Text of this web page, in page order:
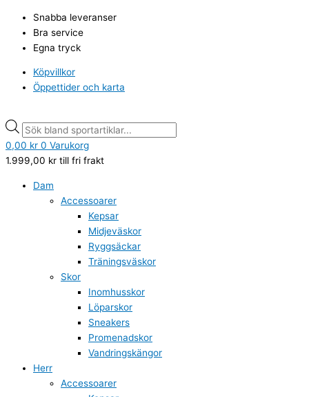
innehåll
Snabba leveranser
Bra service
Egna tryck
Köpvillkor
Öppettider och karta
search
0,00 kr 0 Varukorg
1.999,00 kr till fri frakt
Dam
Accessoarer
Kepsar
Midjeväskor
Ryggsäckar
Träningsväskor
Skor
Inomhusskor
Löparskor
Sneakers
Promenadskor
Vandringskängor
Herr
Accessoarer
search
strumpor
unisex
cushioned
pack
mängd